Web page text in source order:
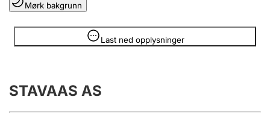
Lag og forening
Registrere, endre, slette
Mørk bakgrunn
Last ned opplysninger
Opplysninger er skjult
STAVAAS AS